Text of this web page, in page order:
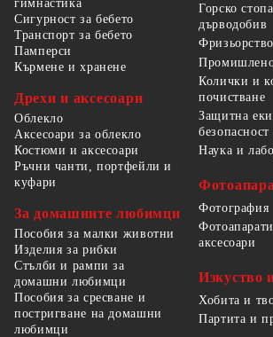
гимнастика
Сигурност за бебето
Транспорт за бебето
Памперси
Кърмене и хранене
Дрехи и аксесоари
Облекло
Аксесоари за облекло
Костюми и аксесоари
Ръчни чанти, портфейли и
куфари
За домашните любимци
Пособия за малки животни
Изделия за рибки
Стълби и рампи за
домашни любимци
Пособия за сресване и
постригване на домашни
любимци
Горско
дърводобив
Колички и
почистване
Защитна
Наука и
Фотография
аксесоари
Изкуство
Хобита и
Партита и